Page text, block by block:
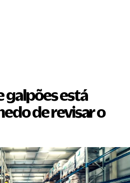
galpões está
de revisar o